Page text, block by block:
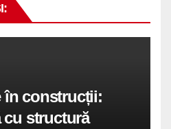
în construcții:
cu structură